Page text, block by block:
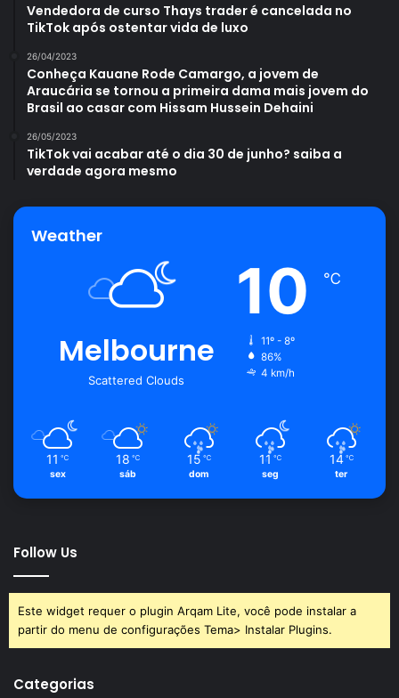
Vendedora de curso Thays trader é cancelada no
TikTok após ostentar vida de luxo
26/04/2023
Conheça Kauane Rode Camargo, a jovem de
Araucária se tornou a primeira dama mais jovem do
Brasil ao casar com Hissam Hussein Dehaini
26/05/2023
TikTok vai acabar até o dia 30 de junho? saiba a
verdade agora mesmo
Weather
Melbourne
Scattered Clouds
10 ℃
11º - 8º
86%
4 km/h
11 ℃
sex
18 ℃
sáb
15 ℃
dom
11 ℃
seg
14 ℃
ter
Follow Us
Este widget requer o plugin Arqam Lite, você pode instalar a
partir do menu de configurações Tema> Instalar Plugins.
Categorias